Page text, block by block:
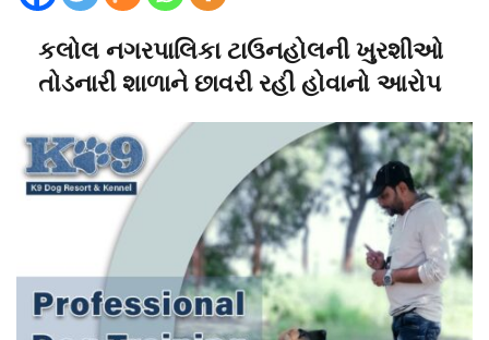
કલોલ નગરપાલિકા ટાઉનહોલની ખુરશીઓ
તોડનારી શાળાને છાવરી રહી હોવાનો આરોપ